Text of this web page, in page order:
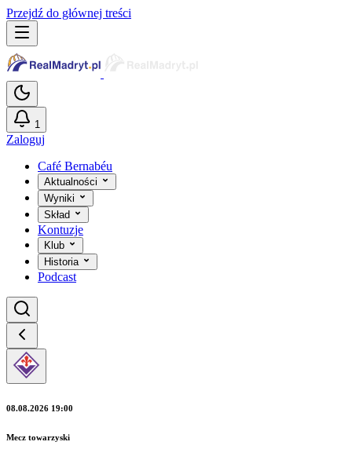
Przejdź do głównej treści
1
Zaloguj
Café Bernabéu
Aktualności
Wyniki
Skład
Kontuzje
Klub
Historia
Podcast
08.08.2026 19:00
Mecz towarzyski